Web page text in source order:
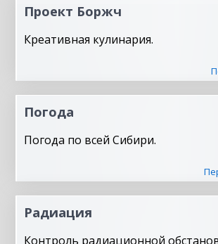
Проект Боржч
Креативная кулинария.
Погода
Погода по всей Сибири.
Радиация
Контроль радиационной